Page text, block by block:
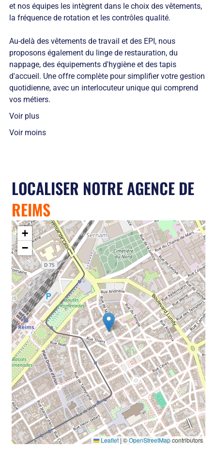
et nos équipes les intègrent dans le choix des vêtements,
la fréquence de rotation et les contrôles qualité.
Au-delà des vêtements de travail et des EPI, nous
proposons également du linge de restauration, du
nappage, des équipements d'hygiène et des tapis
d'accueil. Une offre complète pour simplifier votre gestion
quotidienne, avec un interlocuteur unique qui comprend
vos métiers.
Voir plus
Voir moins
+
−
Leaflet | ©OpenStreetMapcontributors
LOCALISER NOTRE AGENCE DE
REIMS